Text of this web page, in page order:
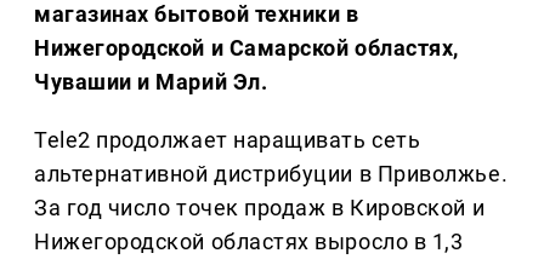
магазинах бытовой техники в
Нижегородской и Самарской областях,
Чувашии и Марий Эл.
Tele2 продолжает наращивать сеть
альтернативной дистрибуции в Приволжье.
За год число точек продаж в Кировской и
Нижегородской областях выросло в 1,3